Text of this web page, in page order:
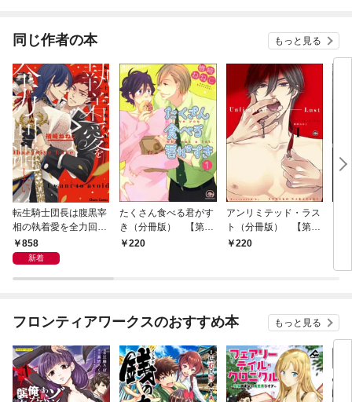
同じ作者の本 もっと見る
転生騎士団長は腹黒宰
相の執着愛を全力回避
したい【SS付き電子
限定版】
858
新着
たくさん食べる君がす
き（分冊版） 【第1
話】220
アンリミテッド・ラス
ト（分冊版） 【第1
話】220
フロンティアワークスのおすすめ本 もっと見る